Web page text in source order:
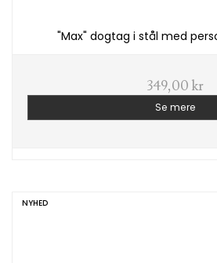
"Max" dogtag i stål med
349,00 kr
Se mere
NYHED